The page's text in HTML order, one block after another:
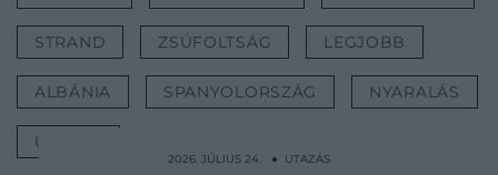
STRAND ZSÚFOLTSÁG LEGJOBB
ALBÁNIA SPANYOLORSZÁG NYARALÁS
UTAZÁS
2026. JÚLIUS 24. ● UTAZÁS